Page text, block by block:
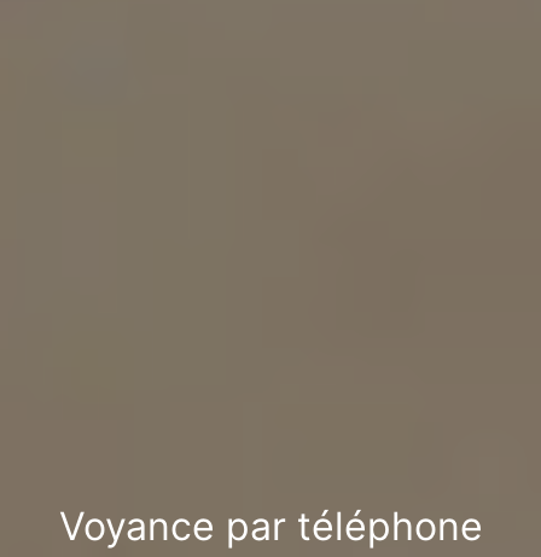
Voyance par téléphone